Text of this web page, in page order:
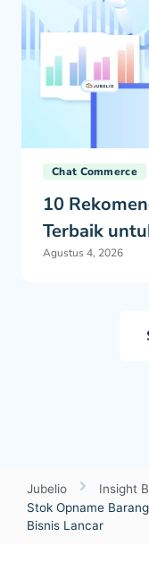
Chat Commerce
10
Terbaik
Agustus 4, 2026
Jubelio
Insight
Stok Opname
Bisnis Lancar